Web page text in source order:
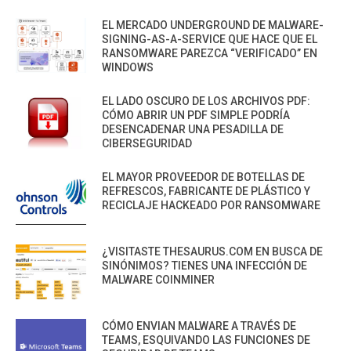
EL MERCADO UNDERGROUND DE MALWARE-
SIGNING-AS-A-SERVICE QUE HACE QUE EL
RANSOMWARE PAREZCA “VERIFICADO” EN
WINDOWS
EL LADO OSCURO DE LOS ARCHIVOS PDF:
CÓMO ABRIR UN PDF SIMPLE PODRÍA
DESENCADENAR UNA PESADILLA DE
CIBERSEGURIDAD
EL MAYOR PROVEEDOR DE BOTELLAS DE
REFRESCOS, FABRICANTE DE PLÁSTICO Y
RECICLAJE HACKEADO POR RANSOMWARE
¿VISITASTE THESAURUS.COM EN BUSCA DE
SINÓNIMOS? TIENES UNA INFECCIÓN DE
MALWARE COINMINER
CÓMO ENVIAN MALWARE A TRAVÉS DE
TEAMS, ESQUIVANDO LAS FUNCIONES DE